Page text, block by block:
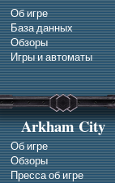
Об игре
База данных
Обзоры
Игры и автоматы
Arkham City
Об игре
Обзоры
Пресса об игре